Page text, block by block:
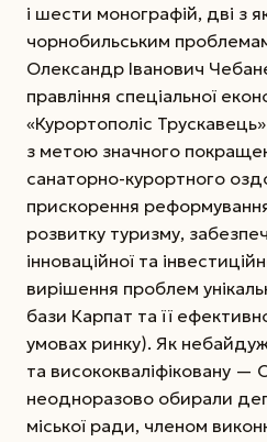
і шести монографій, дві з
чорнобильським
Олександр Іванович
правління спеціальної
«Курортополіс
з метою значного
санаторно-курортного
прискорення реформування
розвитку туризму,
інноваційної та
вирішення проблем
бази Карпат та її
умовах ринку). Як
та висококваліфіковану —
неодноразово обирали
міської ради, членом